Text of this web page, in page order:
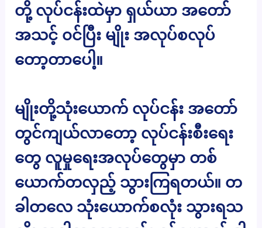
တို့ လုပ်ငန်းထဲမှာ ရှယ်ယာ အတော်
အသင့် ၀င်ပြီး မျိုး အလုပ်စလုပ်
တော့တာပေါ့။
မျိုးတို့သုံးယောက် လုပ်ငန်း အတော်
တွင်ကျယ်လာတော့ လုပ်ငန်းစီးရေး
တွေ လူမှုရေးအလုပ်တွေမှာ တစ်
ယောက်တလှည့် သွားကြရတယ်။ တ
ခါတလေ သုံးယောက်စလုံး သွားရသ